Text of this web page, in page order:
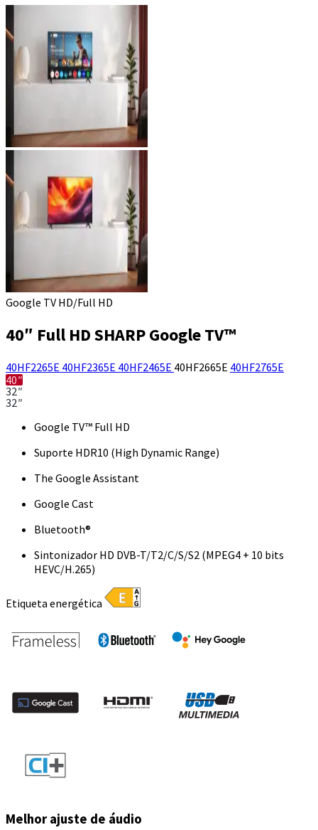
Google TV HD/Full HD
40″ Full HD SHARP Google TV™
40HF2265E 40HF2365E 40HF2465E 40HF2665E 40HF2765E
40″
32″
32″
Google TV™ Full HD
Suporte HDR10 (High Dynamic Range)
The Google Assistant
Google Cast
Bluetooth®
Sintonizador HD DVB-T/T2/C/S/S2 (MPEG4 + 10 bits
HEVC/H.265)
Etiqueta energética
Melhor ajuste de áudio